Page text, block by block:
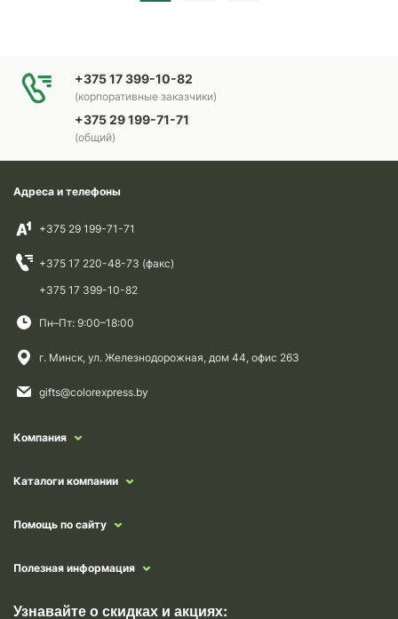
+375 17 399-10-82
(корпоративные заказчики)
+375 29 199-71-71
(общий)
Адреса и телефоны
+375 29 199-71-71
+375 17 220-48-73 (факс)
+375 17 399-10-82
Пн–Пт: 9:00–18:00
г. Минск, ул. Железнодорожная, дом 44, офис 263
gifts@colorexpress.by
Компания
Каталоги компании
Помощь по сайту
Полезная информация
Узнавайте о скидках и акциях: